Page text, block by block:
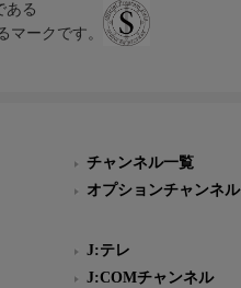
ある
マークです。
チャンネル一覧
オプションチャンネル
J:テレ
J:COMチャンネル